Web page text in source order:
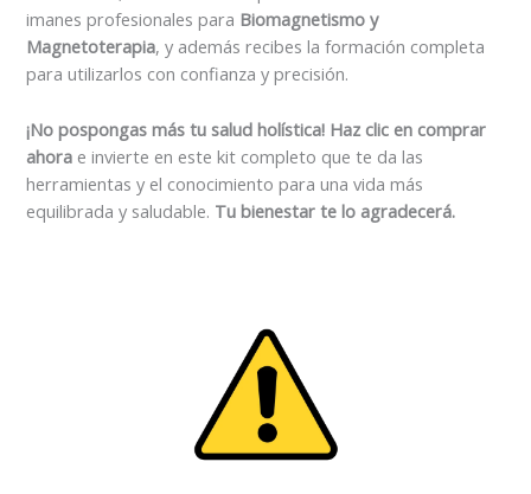
imanes profesionales para Biomagnetismo y
Magnetoterapia, y además recibes la formación completa
para utilizarlos con confianza y precisión.
¡No pospongas más tu salud holística! Haz clic en comprar
ahora e invierte en este kit completo que te da las
herramientas y el conocimiento para una vida más
equilibrada y saludable. Tu bienestar te lo agradecerá.